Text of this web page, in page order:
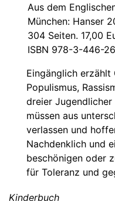
Aus dem
München: Hanser
304 Seiten. 17,00
ISBN 978-3-446-
Eingänglich erzählt
Populismus,
dreier Jugendlicher
müssen aus
verlassen und
Nachdenklich und
beschönigen oder
für Toleranz und
Kinderbuch